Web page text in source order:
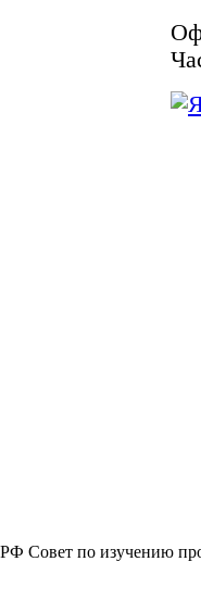
Совет по изучению